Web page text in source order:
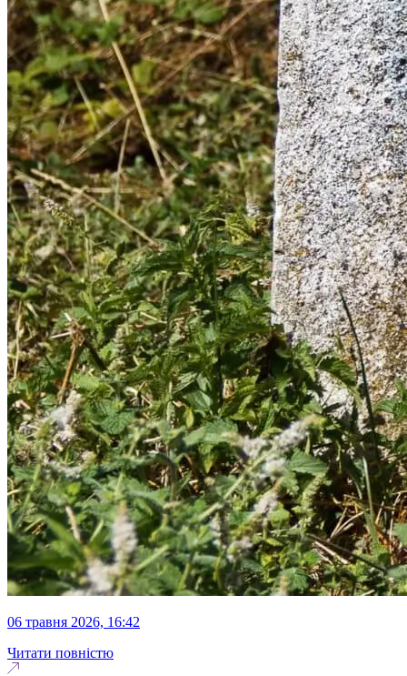
06 травня 2026, 16:42
Читати повністю